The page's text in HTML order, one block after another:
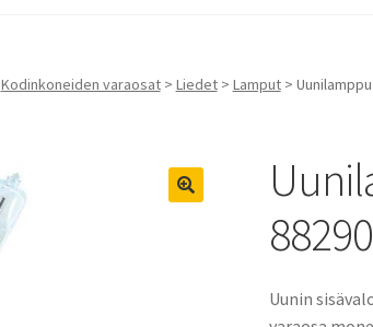
Kodinkoneiden varaosat> Liedet> Lamput> Uunilamppu
Uunin